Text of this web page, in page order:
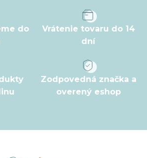
do
Vrátenie tovaru do 14
dní
Zodpovedná značka a
overený eshop